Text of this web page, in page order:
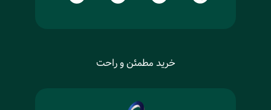
خرید مطمئن و راحت